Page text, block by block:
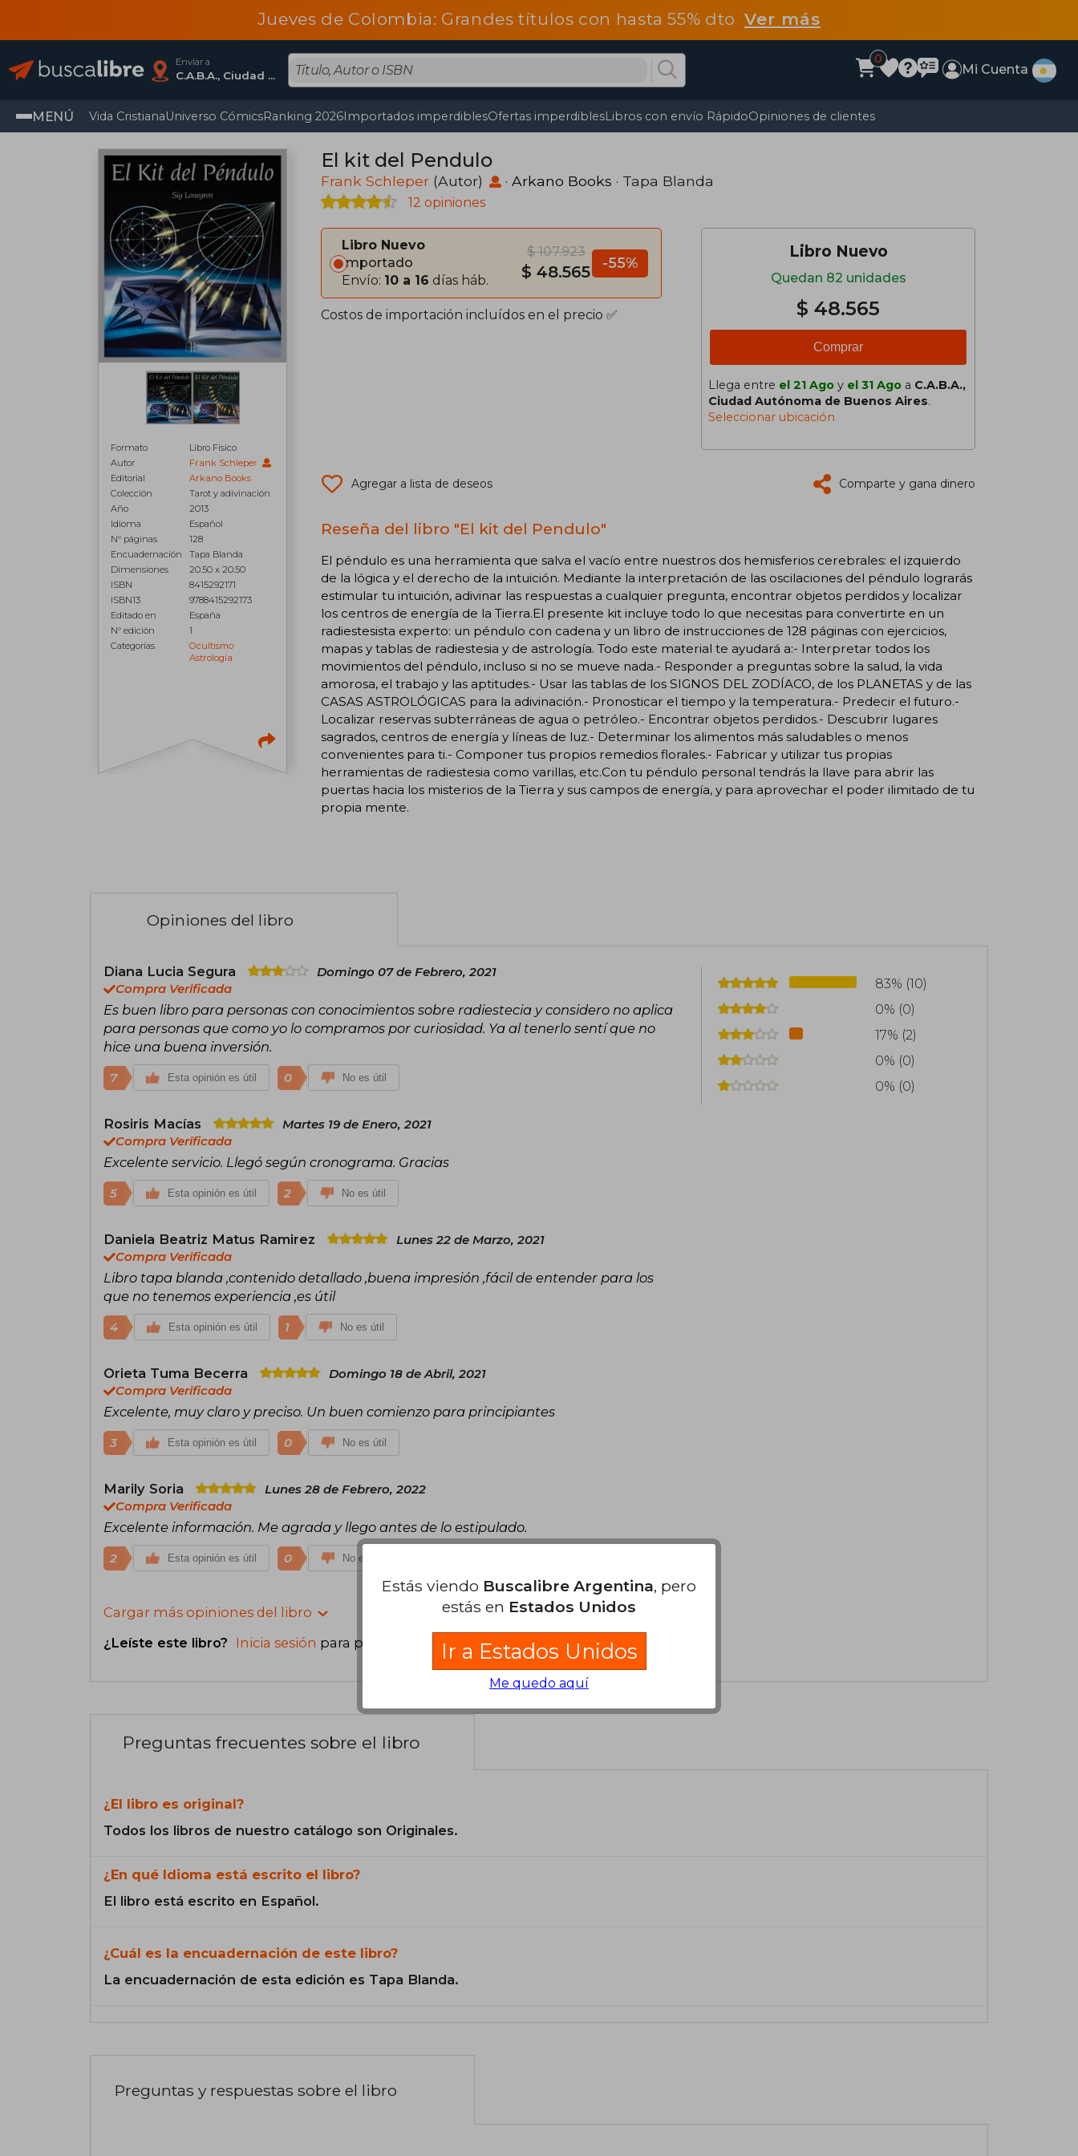
Jueves de Colombia: Grandes títulos con hasta 55% dtoVer más
Enviar a
C.A.B.A., Ciudad Autónoma De Buenos Aires
0
Mi Cuenta
MENÚ Vida CristianaUniverso CómicsRanking 2026Importados imperdiblesOfertas imperdiblesLibros con envío RápidoOpiniones de clientes
Formato
Libro Físico
Autor
Frank Schleper
Editorial
Arkano Books
Colección
Tarot y adivinación
Año
2013
Idioma
Español
N° páginas
128
Encuadernación
Tapa Blanda
Dimensiones
20.50 x 20.50
ISBN
8415292171
ISBN13
9788415292173
Editado en
España
N° edición
1
Categorías
Ocultismo
Astrología
El kit del Pendulo
Frank Schleper (Autor) · Arkano Books · Tapa Blanda
12 opiniones
Libro Nuevo
Importado
Envío: 10 a 16 días háb.
$ 107.923
$ 48.565 -55%
Costos de importación incluídos en el precio ✅
Libro Nuevo
Quedan 82 unidades
$ 48.565
Comprar
Llega entre el 21 Ago y el 31 Ago a C.A.B.A.,
Ciudad Autónoma de Buenos Aires.
Seleccionar ubicación
Agregar a lista de deseos Comparte y gana dinero
Reseña del libro "El kit del Pendulo"
El péndulo es una herramienta que salva el vacío entre nuestros dos hemisferios cerebrales: el izquierdo
de la lógica y el derecho de la intuición. Mediante la interpretación de las oscilaciones del péndulo lograrás
estimular tu intuición, adivinar las respuestas a cualquier pregunta, encontrar objetos perdidos y localizar
los centros de energía de la Tierra.El presente kit incluye todo lo que necesitas para convertirte en un
radiestesista experto: un péndulo con cadena y un libro de instrucciones de 128 páginas con ejercicios,
mapas y tablas de radiestesia y de astrología. Todo este material te ayudará a:- Interpretar todos los
movimientos del péndulo, incluso si no se mueve nada.- Responder a preguntas sobre la salud, la vida
amorosa, el trabajo y las aptitudes.- Usar las tablas de los SIGNOS DEL ZODÍACO, de los PLANETAS y de las
CASAS ASTROLÓGICAS para la adivinación.- Pronosticar el tiempo y la temperatura.- Predecir el futuro.-
Localizar reservas subterráneas de agua o petróleo.- Encontrar objetos perdidos.- Descubrir lugares
sagrados, centros de energía y líneas de luz.- Determinar los alimentos más saludables o menos
convenientes para ti.- Componer tus propios remedios florales.- Fabricar y utilizar tus propias
herramientas de radiestesia como varillas, etc.Con tu péndulo personal tendrás la llave para abrir las
puertas hacia los misterios de la Tierra y sus campos de energía, y para aprovechar el poder ilimitado de tu
propia mente.
Opiniones del libro
Diana Lucia Segura
Domingo 07 de Febrero, 2021
Compra Verificada
Es buen libro para personas con conocimientos sobre radiestecia y considero no aplica
para personas que como yo lo compramos por curiosidad. Ya al tenerlo sentí que no
hice una buena inversión.
7 Esta opinión es útil 0 No es útil
Rosiris Macías
Martes 19 de Enero, 2021
Compra Verificada
Excelente servicio. Llegó según cronograma. Gracias
5 Esta opinión es útil 2 No es útil
Daniela Beatriz Matus Ramirez
Lunes 22 de Marzo, 2021
Compra Verificada
Libro tapa blanda ,contenido detallado ,buena impresión ,fácil de entender para los
que no tenemos experiencia ,es útil
4 Esta opinión es útil 1 No es útil
Orieta Tuma Becerra
Domingo 18 de Abril, 2021
Compra Verificada
Excelente, muy claro y preciso. Un buen comienzo para principiantes
3 Esta opinión es útil 0 No es útil
Marily Soria
Lunes 28 de Febrero, 2022
Compra Verificada
Excelente información. Me agrada y llego antes de lo estipulado.
2 Esta opinión es útil 0 No es útil
Cargar más opiniones del libro
¿Leíste este libro? Inicia sesión para poder agregar tu propia evaluación .
83% (10)
0% (0)
17% (2)
0% (0)
0% (0)
Preguntas frecuentes sobre el libro
¿El libro es original?
Todos los libros de nuestro catálogo son Originales.
¿En qué Idioma está escrito el libro?
El libro está escrito en Español.
¿Cuál es la encuadernación de este libro?
La encuadernación de esta edición es Tapa Blanda.
Preguntas y respuestas sobre el libro
Estás viendo Buscalibre Argentina, pero
estás en Estados Unidos
Ir a Estados Unidos
Me quedo aquí